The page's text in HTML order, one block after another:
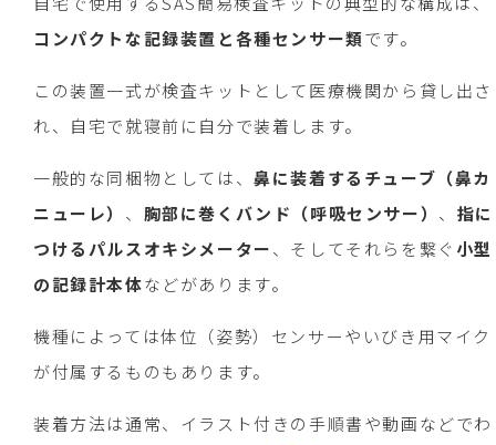
コンパクトな記録装置と各種センサー類です。
この装置一式が検査キットとして医療機関から貸し出さ
れ、自宅で就寝前に自分で装着します。
一般的な同梱物としては、鼻に装着するチューブ（鼻カ
ニューレ） 、 胸部に巻くバンド（呼吸センサー） 、 指に
つけるパルスオキシメーター、そしてそれらを繋ぐ 小型
の記録計本体などがあります。
機種によっては体位（姿勢）センサーやいびき用マイク
が付属するものもあります。
装着方法は通常、イラスト付きの手順書や動画などでわ